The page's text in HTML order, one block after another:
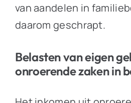
van aandelen in
daarom geschrapt.
Belasten van eigen
onroerende zaken in